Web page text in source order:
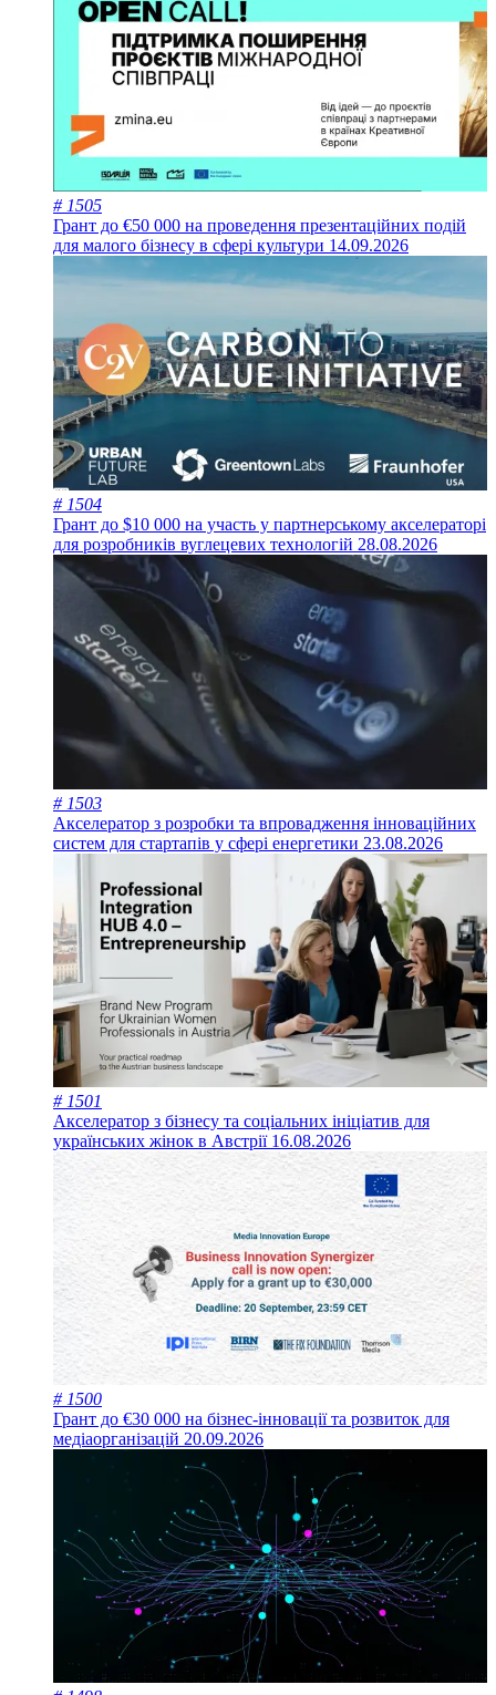
# 1505
Грант до €50 000 на проведення презентаційних подій
для малого бізнесу в сфері культури 14.09.2026
# 1504
Грант до $10 000 на участь у партнерському акселераторі
для розробників вуглецевих технологій 28.08.2026
# 1503
Акселератор з розробки та впровадження інноваційних
систем для стартапів у сфері енергетики 23.08.2026
# 1501
Акселератор з бізнесу та соціальних ініціатив для
українських жінок в Австрії 16.08.2026
# 1500
Грант до €30 000 на бізнес-інновації та розвиток для
медіаорганізацій 20.09.2026